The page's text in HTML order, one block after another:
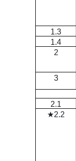
1.3
1.4
2
3
2.1
★2.2